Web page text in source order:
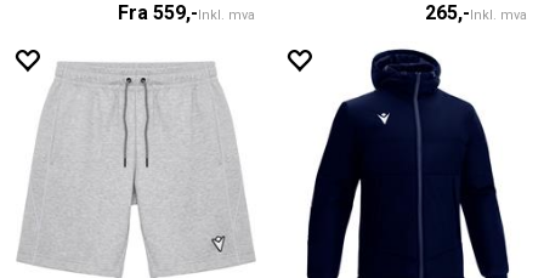
Fra 559,-Inkl. mva 265,-Inkl. mva